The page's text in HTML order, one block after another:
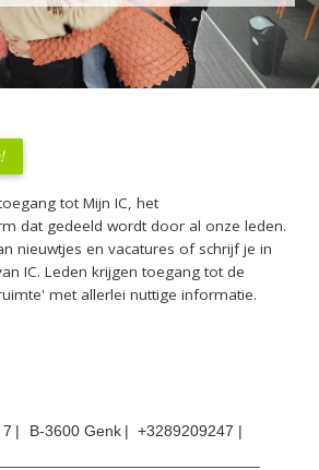
tot Mijn IC, het
dat gedeeld wordt door al onze leden.
nieuwtjes en vacatures of schrijf je in
IC. Leden krijgen toegang tot de
met allerlei nuttige informatie.
B-3600 Genk
+3289209247